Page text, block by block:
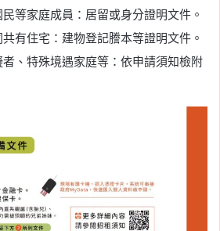
等家庭成員：居留或身分證明文件。
有住宅：建物登記謄本等證明文件。
、特殊境遇家庭等：依申請須知檢附